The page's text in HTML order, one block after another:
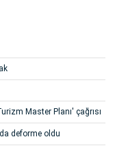
Master Planı' çağrısı
deforme oldu